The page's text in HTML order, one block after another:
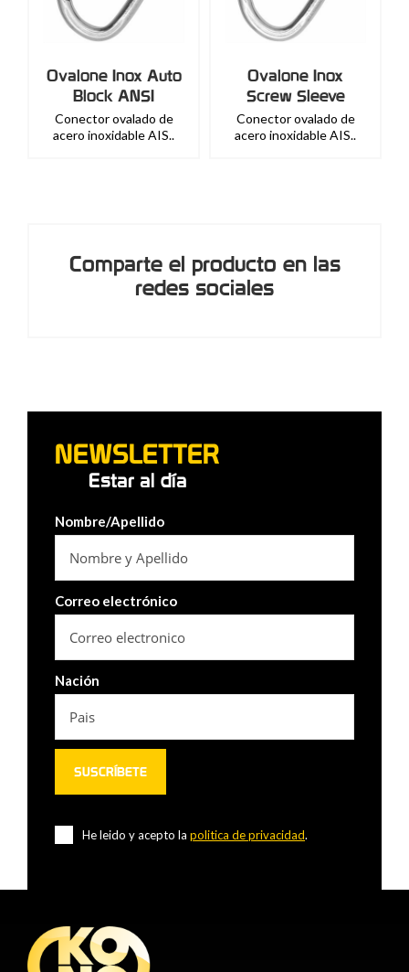
Ovalone Inox Auto
Block ANSI
Conector ovalado de
acero inoxidable AIS..
Ovalone Inox
Screw Sleeve
Conector ovalado de
acero inoxidable AIS..
Comparte el producto en las
redes sociales
NEWSLETTER
Estar al día
Nombre/Apellido
Correo electrónico
Nación
He leido y acepto la politica de privacidad.